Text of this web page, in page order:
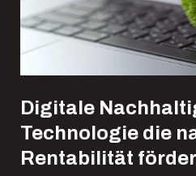
Digitale
Technologie die
Rentabilität